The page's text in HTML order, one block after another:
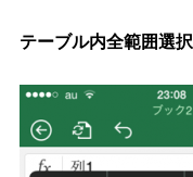
テーブル内全範囲選択